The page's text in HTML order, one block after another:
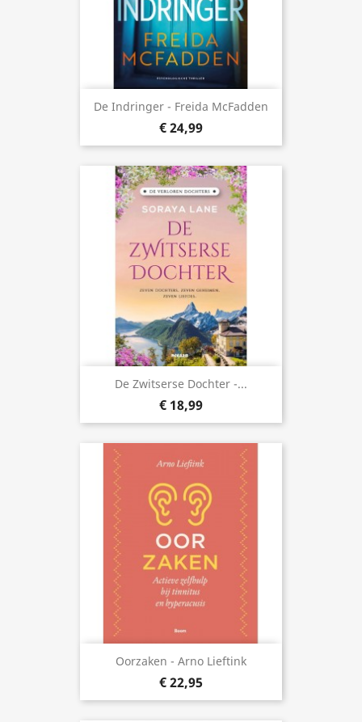
De Indringer - Freida McFadden
€ 24,99
De Zwitserse Dochter -...
€ 18,99
Oorzaken - Arno Lieftink
€ 22,95